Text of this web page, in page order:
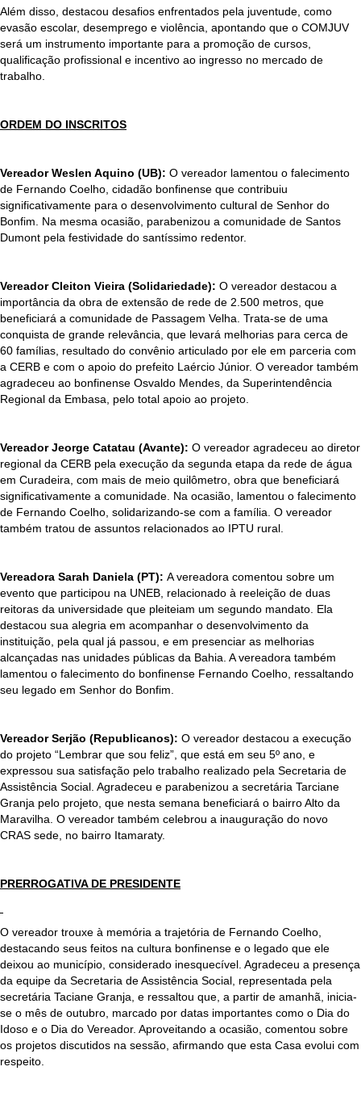
Além disso, destacou desafios enfrentados pela juventude, como
evasão escolar, desemprego e violência, apontando que o COMJUV
será um instrumento importante para a promoção de cursos,
qualificação profissional e incentivo ao ingresso no mercado de
trabalho.
ORDEM DO INSCRITOS
Vereador Weslen Aquino (UB): O vereador lamentou o falecimento
de Fernando Coelho, cidadão bonfinense que contribuiu
significativamente para o desenvolvimento cultural de Senhor do
Bonfim. Na mesma ocasião, parabenizou a comunidade de Santos
Dumont pela festividade do santíssimo redentor.
Vereador Cleiton Vieira (Solidariedade): O vereador destacou a
importância da obra de extensão de rede de 2.500 metros, que
beneficiará a comunidade de Passagem Velha. Trata-se de uma
conquista de grande relevância, que levará melhorias para cerca de
60 famílias, resultado do convênio articulado por ele em parceria com
a CERB e com o apoio do prefeito Laércio Júnior. O vereador também
agradeceu ao bonfinense Osvaldo Mendes, da Superintendência
Regional da Embasa, pelo total apoio ao projeto.
Vereador Jeorge Catatau (Avante): O vereador agradeceu ao diretor
regional da CERB pela execução da segunda etapa da rede de água
em Curadeira, com mais de meio quilômetro, obra que beneficiará
significativamente a comunidade. Na ocasião, lamentou o falecimento
de Fernando Coelho, solidarizando-se com a família. O vereador
também tratou de assuntos relacionados ao IPTU rural.
Vereadora Sarah Daniela (PT): A vereadora comentou sobre um
evento que participou na UNEB, relacionado à reeleição de duas
reitoras da universidade que pleiteiam um segundo mandato. Ela
destacou sua alegria em acompanhar o desenvolvimento da
instituição, pela qual já passou, e em presenciar as melhorias
alcançadas nas unidades públicas da Bahia. A vereadora também
lamentou o falecimento do bonfinense Fernando Coelho, ressaltando
seu legado em Senhor do Bonfim.
Vereador Serjão (Republicanos): O vereador destacou a execução
do projeto “Lembrar que sou feliz”, que está em seu 5º ano, e
expressou sua satisfação pelo trabalho realizado pela Secretaria de
Assistência Social. Agradeceu e parabenizou a secretária Tarciane
Granja pelo projeto, que nesta semana beneficiará o bairro Alto da
Maravilha. O vereador também celebrou a inauguração do novo
CRAS sede, no bairro Itamaraty.
PRERROGATIVA DE PRESIDENTE
O vereador trouxe à memória a trajetória de Fernando Coelho,
destacando seus feitos na cultura bonfinense e o legado que ele
deixou ao município, considerado inesquecível. Agradeceu a presença
da equipe da Secretaria de Assistência Social, representada pela
secretária Taciane Granja, e ressaltou que, a partir de amanhã, inicia-
se o mês de outubro, marcado por datas importantes como o Dia do
Idoso e o Dia do Vereador. Aproveitando a ocasião, comentou sobre
os projetos discutidos na sessão, afirmando que esta Casa evolui com
respeito.